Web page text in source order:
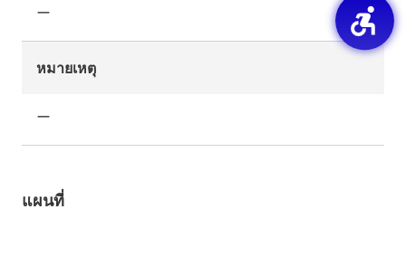
ー
หมายเหตุ
ー
แผนที่